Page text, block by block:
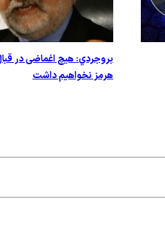
بروجردي: هیچ اغماضی در
هرمز نخواهیم داشت